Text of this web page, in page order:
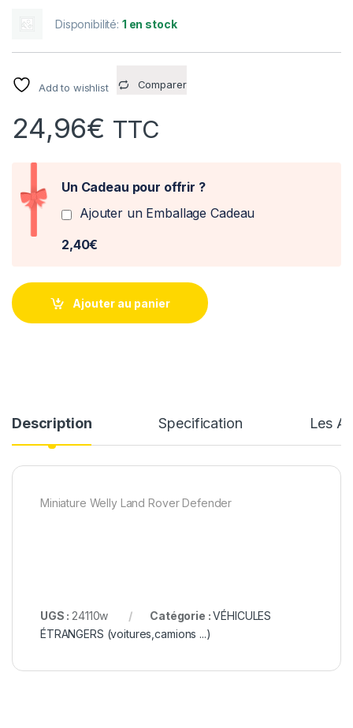
Disponibilité: 1 en stock
Add to wishlist Comparer
24,96€ TTC
Un Cadeau pour offrir ?
Ajouter un Emballage Cadeau
2,40€
Ajouter au panier
Description Specification Les
Miniature Welly Land Rover Defender
UGS : 24110w Catégorie :VÉHICULES
ÉTRANGERS (voitures,camions ...)